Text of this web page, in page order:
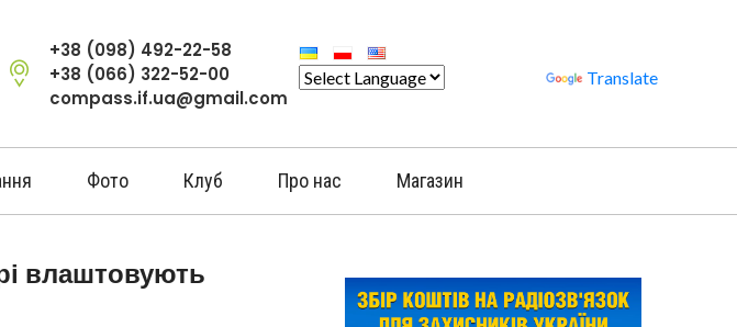
+38 (098) 492-22-58
+38 (066) 322-52-00
compass.if.ua@gmail.com
Translate
Фото Клуб Про нас Магазин
влаштовують